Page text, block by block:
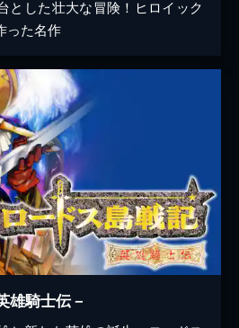
とした壮大な冒険！ヒロイック
った名作
雄騎士伝－